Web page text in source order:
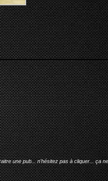
une pub... n'hésitez pas à cliquer... ça